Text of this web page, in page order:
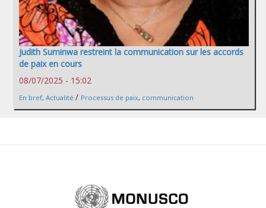
Judith Suminwa restreint la communication sur les accords
de paix en cours
08/07/2025 - 15:02
En bref, Actualité / Processus de paix, communication